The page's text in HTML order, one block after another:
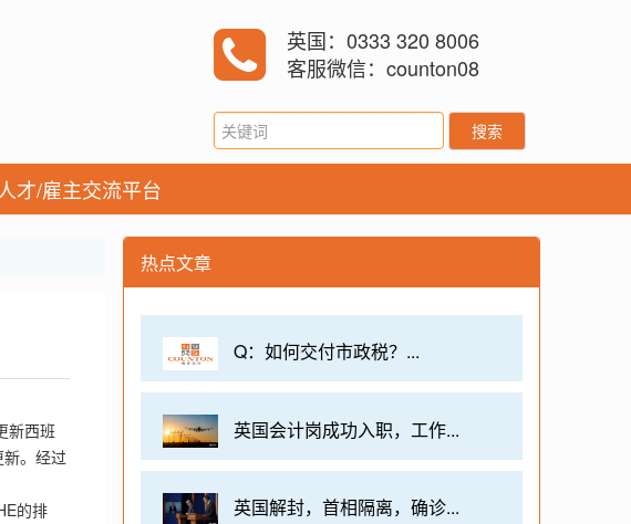
英国：0333 320 8006
客服微信：counton08
搜索
才/雇主交流平台
新西班
。经过
的排
热点文章
Q：如何交付市政税？...
英国会计岗成功入职，工作...
英国解封，首相隔离，确诊...